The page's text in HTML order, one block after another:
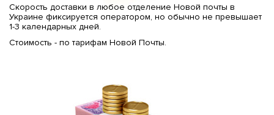
Скорость доставки в любое отделение Новой почты в
Украине фиксируется оператором, но обычно не превышает
1-3 календарных дней.
Стоимость - по тарифам Новой Почты.